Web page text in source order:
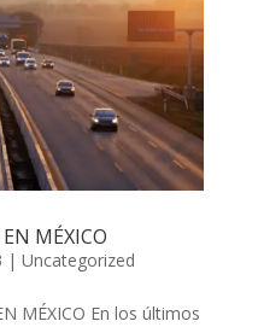
MÉXICO
| Uncategorized
MÉXICO En los últimos